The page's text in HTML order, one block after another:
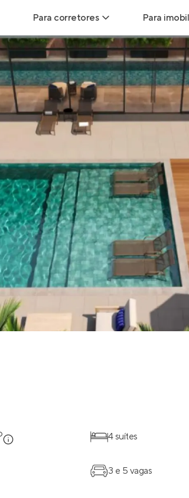
Para corretores
Leads para Corretores
Corretor+
Parcerias imobiliárias
Perfil Verificado
Anunciar imóveis
Para
Leads
Hub
4 suítes
3 e 5 vagas